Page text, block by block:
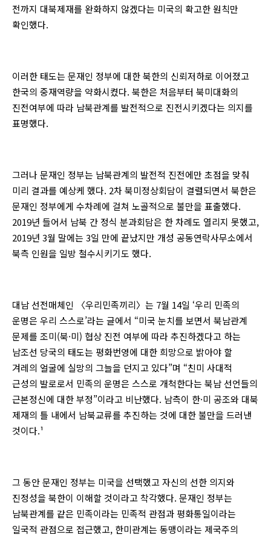
전까지 대북제재를 완화하지 않겠다는 미국의 확고한 원칙만
확인했다.
이러한 태도는 문재인 정부에 대한 북한의 신뢰저하로 이어졌고
한국의 중재역량을 약화시켰다. 북한은 처음부터 북미대화의
진전여부에 따라 남북관계를 발전적으로 진전시키겠다는 의지를
표명했다.
그러나 문재인 정부는 남북관계의 발전적 진전에만 초점을 맞춰
미리 결과를 예상케 했다. 2차 북미정상회담이 결렬되면서 북한은
문재인 정부에게 수차례에 걸쳐 노골적으로 불만을 표출했다.
2019년 들어서 남북 간 정식 분과회담은 한 차례도 열리지 못했고,
2019년 3월 말에는 3일 만에 끝났지만 개성 공동연락사무소에서
북측 인원을 일방 철수시키기도 했다.
대남 선전매체인 〈우리민족끼리〉는 7월 14일 ‘우리 민족의
운명은 우리 스스로’라는 글에서 “미국 눈치를 보면서 북남관계
문제를 조미(북·미) 협상 진전 여부에 따라 추진하겠다고 하는
남조선 당국의 태도는 평화번영에 대한 희망으로 밝아야 할
겨레의 얼굴에 실망의 그늘을 던지고 있다”며 “친미 사대적
근성의 발로로서 민족의 운명은 스스로 개척한다는 북남 선언들의
근본정신에 대한 부정”이라고 비난했다. 남측이 한·미 공조와 대북
제재의 틀 내에서 남북교류를 추진하는 것에 대한 불만을 드러낸
것이다.¹
그 동안 문재인 정부는 미국을 선택했고 자신의 선한 의지와
진정성을 북한이 이해할 것이라고 착각했다. 문재인 정부는
남북관계를 같은 민족이라는 민족적 관점과 평화통일이라는
일국적 관점으로 접근했고, 한미관계는 동맹이라는 제국주의